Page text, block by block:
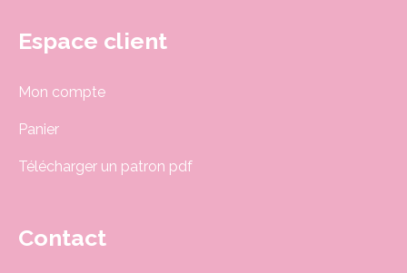
Espace client
Mon compte
Panier
Télécharger un patron pdf
Contact